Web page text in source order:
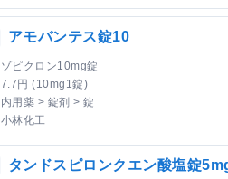
アモバンテス錠10
ゾピクロン10mg錠
7.7円 (10mg1錠)
内用薬 > 錠剤 > 錠
小林化工
タンドスピロンクエン酸塩錠